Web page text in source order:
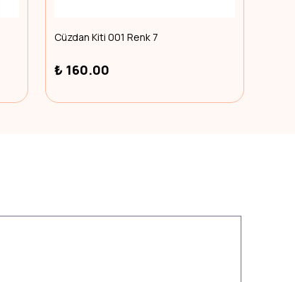
Cüzdan Kiti 001 Renk 7
₺ 160.00